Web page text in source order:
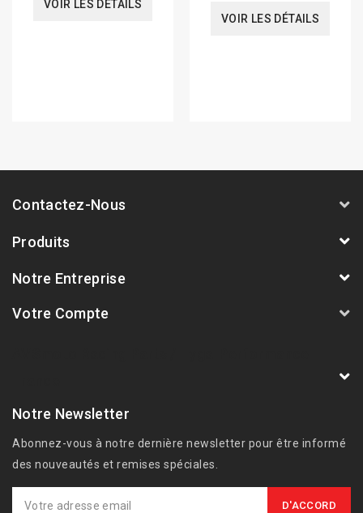
VOIR LES DÉTAILS
VOIR LES DÉTAILS
Contactez-Nous
Produits
Notre Entreprise
Votre Compte
Notre Newsletter
Abonnez-vous à notre dernière newsletter pour être informé
des nouveautés et remises spéciales.